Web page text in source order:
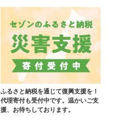
ふるさと納税を通じて復興支援を！
代理寄付も受付中です。温かいご支
援、お待ちしております。